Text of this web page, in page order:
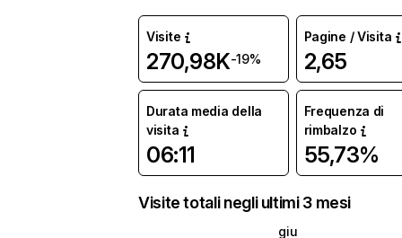
Visite
270,98K-19%
Pagine / Visita
2,65
Durata media della
visita
06:11
Frequenza di
rimbalzo
55,73%
Visite totali negli ultimi 3 mesi
giu